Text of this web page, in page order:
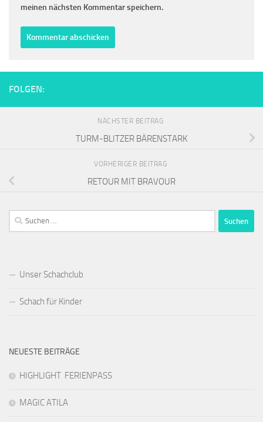
meinen nächsten Kommentar speichern.
FOLGEN:
NÄCHSTER BEITRAG
TURM-BLITZER BÄRENSTARK
VORHERIGER BEITRAG
RETOUR MIT BRAVOUR
Suchen
nach:
Unser Schachclub
Schach für Kinder
NEUESTE BEITRÄGE
HIGHLIGHT FERIENPASS
MAGIC ATILA